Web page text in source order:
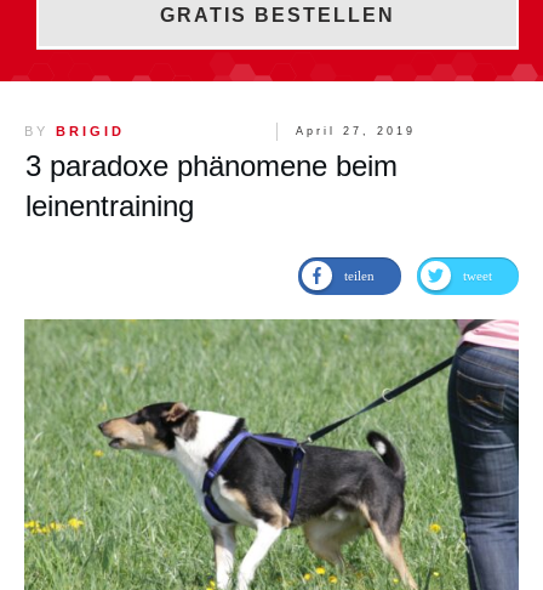
GRATIS BESTELLEN
BY BRIGID April 27, 2019
3 paradoxe phänomene beim
leinentraining
teilen tweet